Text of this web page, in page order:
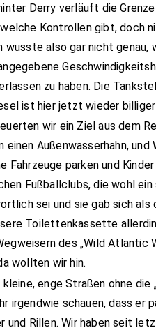
Derry verläuft die
Kontrollen gibt, doch
wusste also gar nicht genau,
zu haben. Die
ist hier jetzt wieder
wir ein Ziel aus dem
einen Außenwasserhahn,
Fahrzeuge parken und
Fußballclubs, die wohl
sei und sie gab sich
Toilettenkassette
des „Wild Atlantic
wollten wir hin.
kleine, enge Straßen ohne
irgendwie schauen, dass er
und Rillen. Wir haben seit